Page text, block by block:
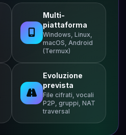
Multi-
piattaforma
Windows, Linux,
macOS, Android
(Termux)
Evoluzione
prevista
File cifrati, vocali
P2P, gruppi, NAT
traversal